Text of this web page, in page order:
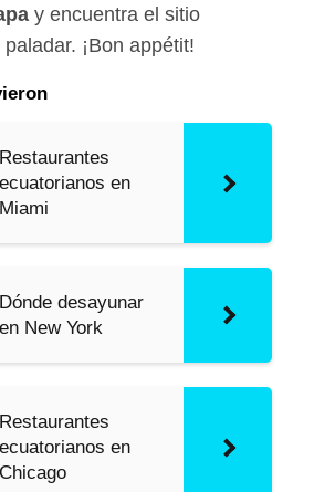
y encuentra el sitio
¡Bon appétit!
Restaurantes
ecuatorianos en
Miami
Dónde desayunar
en New York
Restaurantes
ecuatorianos en
Chicago